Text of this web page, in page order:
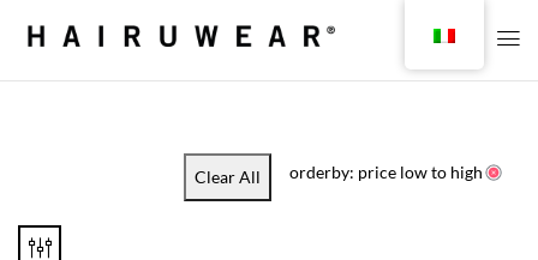
Clear All orderby: price low to high